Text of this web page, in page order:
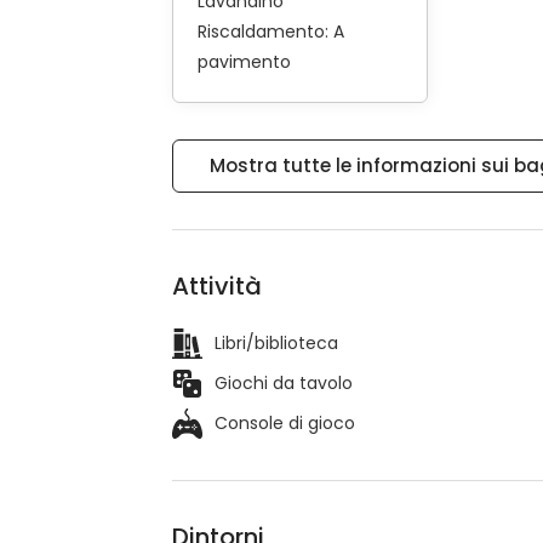
Riscaldamento: A
pavimento
Mostra tutte le informazioni sui
Attività
Libri/biblioteca
Giochi da tavolo
Console di gioco